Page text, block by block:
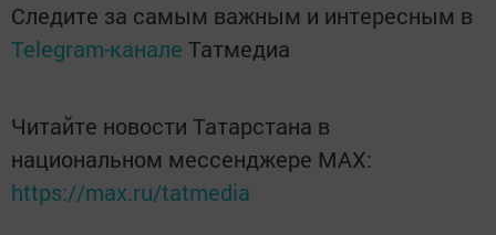
Следите за самым важным и интересным в
Telegram-канале Татмедиа
Читайте новости Татарстана в
национальном мессенджере MАХ:
https://max.ru/tatmedia